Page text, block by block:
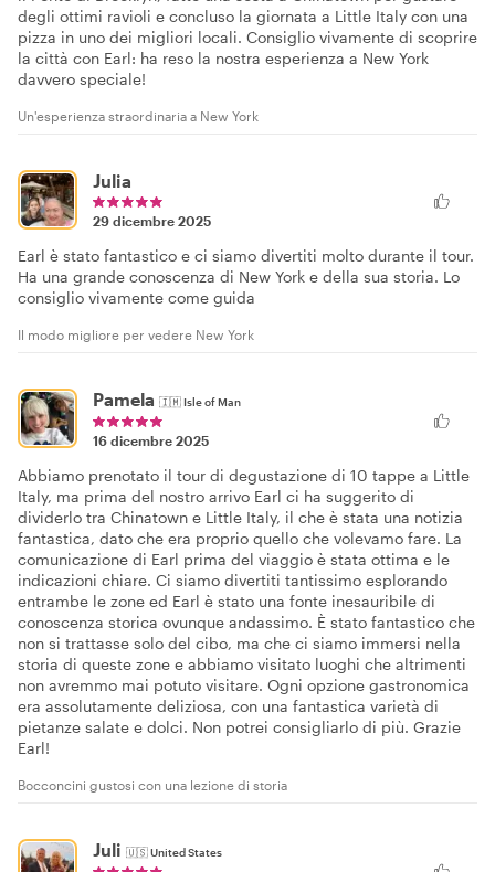
degli ottimi ravioli e concluso la giornata a Little Italy con una
pizza in uno dei migliori locali. Consiglio vivamente di scoprire
la città con Earl: ha reso la nostra esperienza a New York
davvero speciale!
Un'esperienza straordinaria a New York
Julia
29 dicembre 2025
Earl è stato fantastico e ci siamo divertiti molto durante il tour.
Ha una grande conoscenza di New York e della sua storia. Lo
consiglio vivamente come guida
Il modo migliore per vedere New York
Pamela 🇮🇲Isle of Man
16 dicembre 2025
Abbiamo prenotato il tour di degustazione di 10 tappe a Little
Italy, ma prima del nostro arrivo Earl ci ha suggerito di
dividerlo tra Chinatown e Little Italy, il che è stata una notizia
fantastica, dato che era proprio quello che volevamo fare. La
comunicazione di Earl prima del viaggio è stata ottima e le
indicazioni chiare. Ci siamo divertiti tantissimo esplorando
entrambe le zone ed Earl è stato una fonte inesauribile di
conoscenza storica ovunque andassimo. È stato fantastico che
non si trattasse solo del cibo, ma che ci siamo immersi nella
storia di queste zone e abbiamo visitato luoghi che altrimenti
non avremmo mai potuto visitare. Ogni opzione gastronomica
era assolutamente deliziosa, con una fantastica varietà di
pietanze salate e dolci. Non potrei consigliarlo di più. Grazie
Earl!
Bocconcini gustosi con una lezione di storia
Juli 🇺🇸United States